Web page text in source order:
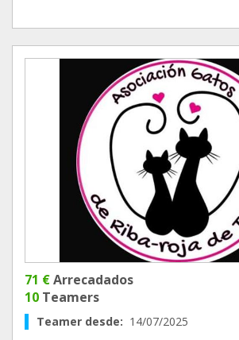
71 €Arrecadados
10 Teamers
Teamer desde: 14/07/2025